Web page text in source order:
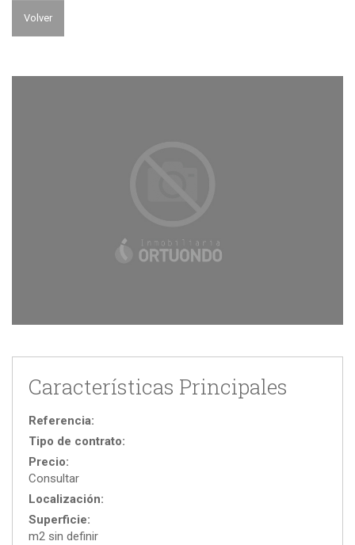
Volver
Características Principales
Referencia:
Tipo de contrato:
Precio:
Consultar
Localización:
Superficie:
m2 sin definir